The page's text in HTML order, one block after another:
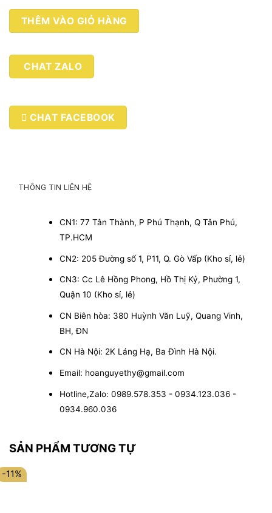
Thương
thầm
số
lượng
THÊM VÀO GIỎ HÀNG
CHAT ZALO
CHAT FACEBOOK
THÔNG TIN LIÊN HỆ
CN1: 77 Tân Thành, P Phú Thạnh, Q Tân Phú,
TP.HCM
CN2: 205 Đường số 1, P11, Q. Gò Vấp (Kho sỉ, lẻ)
CN3: Cc Lê Hồng Phong, Hồ Thị Kỷ, Phường 1,
Quận 10 (Kho sỉ, lẻ)
CN Biên hòa: 380 Huỳnh Văn Luỹ, Quang Vinh,
BH, ĐN
CN Hà Nội: 2K Láng Hạ, Ba Đình Hà Nội.
Email: hoanguyethy@gmail.com
Hotline,Zalo: 0989.578.353 - 0934.123.036 -
0934.960.036
SẢN PHẨM TƯƠNG TỰ
-11%